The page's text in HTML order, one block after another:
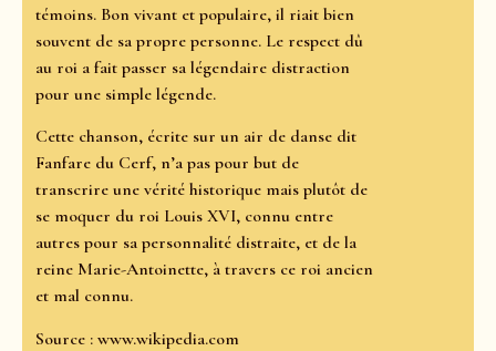
témoins. Bon vivant et populaire, il riait bien
souvent de sa propre personne. Le respect dû
au roi a fait passer sa légendaire distraction
pour une simple légende.
Cette chanson, écrite sur un air de danse dit
Fanfare du Cerf, n’a pas pour but de
transcrire une vérité historique mais plutôt de
se moquer du roi Louis XVI, connu entre
autres pour sa personnalité distraite, et de la
reine Marie-Antoinette, à travers ce roi ancien
et mal connu.
Source : www.wikipedia.com